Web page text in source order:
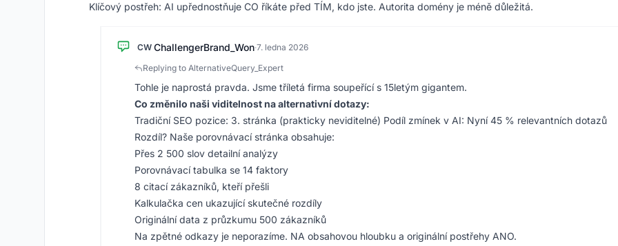
Klíčový postřeh: AI upřednostňuje CO říkáte před TÍM, kdo jste. Autorita domény je méně důležitá.
CW ChallengerBrand_Won·7. ledna 2026
Replying to AlternativeQuery_Expert
Tohle je naprostá pravda. Jsme tříletá firma soupeřící s 15letým gigantem.
Co změnilo naši viditelnost na alternativní dotazy:
Tradiční SEO pozice: 3. stránka (prakticky neviditelné) Podíl zmínek v AI: Nyní 45 % relevantních dotazů
Rozdíl? Naše porovnávací stránka obsahuje:
Přes 2 500 slov detailní analýzy
Porovnávací tabulka se 14 faktory
8 citací zákazníků, kteří přešli
Kalkulačka cen ukazující skutečné rozdíly
Originální data z průzkumu 500 zákazníků
Na zpětné odkazy je neporazíme. NA obsahovou hloubku a originální postřehy ANO.